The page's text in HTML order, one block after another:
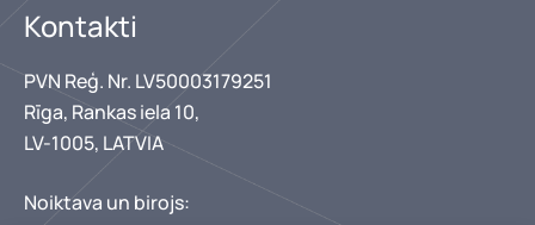
Kontakti
PVN Reģ. Nr. LV50003179251
Rīga, Rankas iela 10,
LV-1005, LATVIA
Noiktava un birojs: